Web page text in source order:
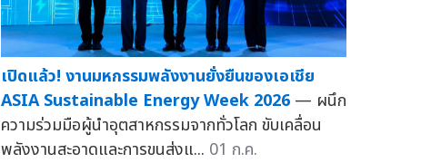
เปิดแล้ว! งานมหกรรมพลังงานยั่งยืนของเอเชีย
ASIA Sustainable Energy Week 2026 — ผนึก
ความร่วมมือผู้นำอุตสาหกรรมจากทั่วโลก ขับเคลื่อน
พลังงานสะอาดและการขนส่งแ... 01 ก.ค.